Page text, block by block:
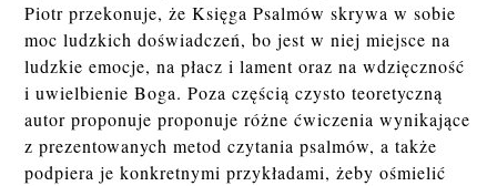
Piotr przekonuje, że Księga Psalmów skrywa w sobie
moc ludzkich doświadczeń, bo jest w niej miejsce na
ludzkie emocje, na płacz i lament oraz na wdzięczność
i uwielbienie Boga. Poza częścią czysto teoretyczną
autor proponuje proponuje różne ćwiczenia wynikające
z prezentowanych metod czytania psalmów, a także
podpiera je konkretnymi przykładami, żeby ośmielić